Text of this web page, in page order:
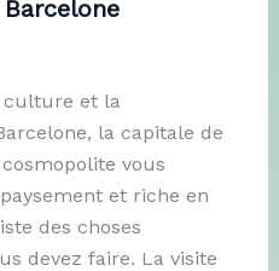
culture et la
la capitale de
vous
et riche en
des choses
devez faire. La visite